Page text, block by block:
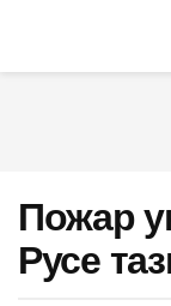
Пожар
Русе